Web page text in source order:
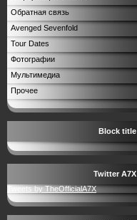
Обратная связь
Avenged Sevenfold
Tour Dates
Фотографии
Мультимедиа
Прочее
Block title
Twitter A7X
Tweets by TheOfficialA7X